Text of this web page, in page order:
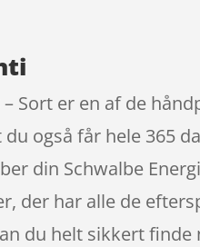
Sort er en af de
også får hele 365
din Schwalbe
der har alle de
du helt sikkert finde